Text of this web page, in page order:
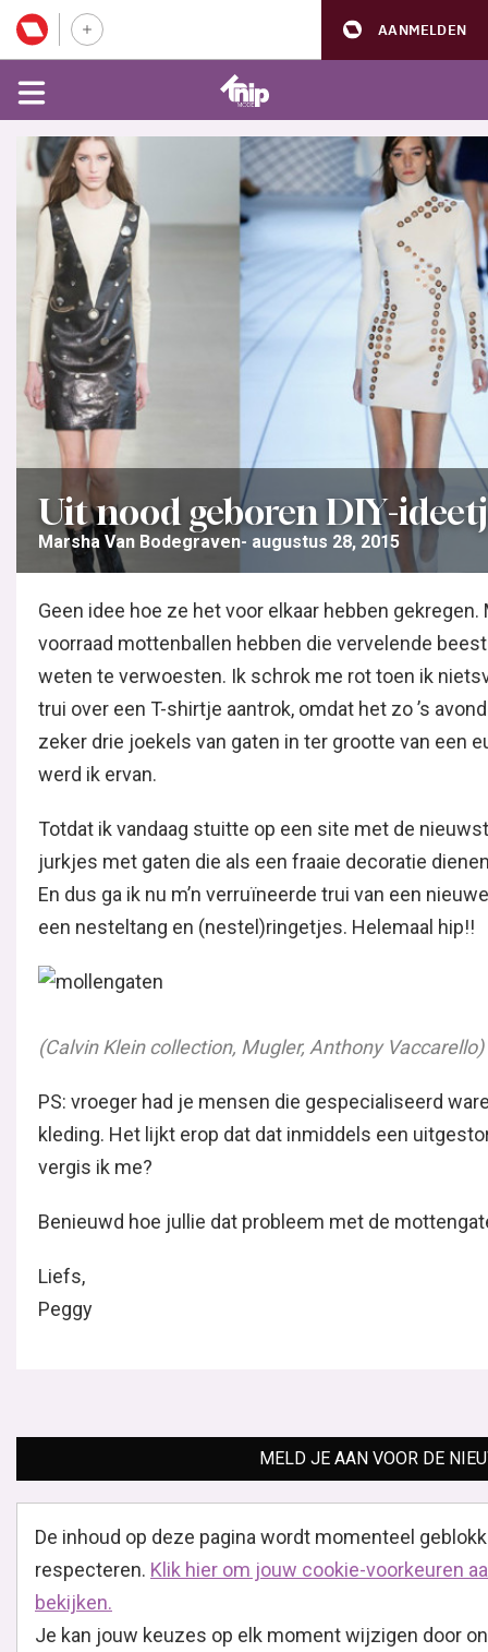
AANMELDEN
Uit nood geboren DIY-
Marsha Van Bodegraven augustus 28, 2015
Geen idee hoe ze het voor elkaar hebben
voorraad mottenballen hebben die vervelende
weten te verwoesten. Ik schrok me rot toen ik
trui over een T-shirtje aantrok, omdat het zo ’s
zeker drie joekels van gaten in ter grootte van een
werd ik ervan.
Totdat ik vandaag stuitte op een site met de
jurkjes met gaten die als een fraaie decoratie
En dus ga ik nu m’n verruïneerde trui van een
een nesteltang en (nestel)ringetjes. Helemaal hip!!
(Calvin Klein collection, Mugler, Anthony Vaccarello)
PS: vroeger had je mensen die gespecialiseerd
kleding. Het lijkt erop dat dat inmiddels een
vergis ik me?
Benieuwd hoe jullie dat probleem met de
Liefs,
Peggy
MELD JE AAN VOOR DE
De inhoud op deze pagina wordt momenteel
respecteren. Klik hier om jouw cookie-voorkeuren
bekijken.
Je kan jouw keuzes op elk moment wijzigen door